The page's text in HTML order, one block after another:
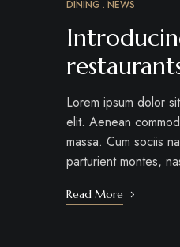
MÁRC
12
DINING NEWS
Lorem ipsum dolor
elit. Aenean
massa. Cum sociis
parturient montes,
Read More